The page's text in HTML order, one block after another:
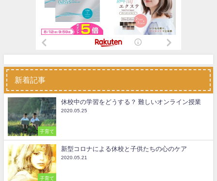
新着記事
子育て
休校中の学習をどうする？ 難しいオンライン授業
2020.05.25
子育て
新型コロナによる休校と子供たちの心のケア
2020.05.21